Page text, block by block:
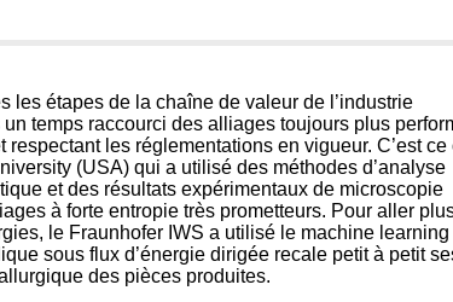
les étapes de la chaîne de valeur de l’industrie
temps raccourci des alliages toujours plus
les réglementations en vigueur. C’est ce
(USA) qui a utilisé des méthodes d’analyse
et des résultats expérimentaux de microscopie
à forte entropie très prometteurs. Pour aller
le Fraunhofer IWS a utilisé le machine learning
sous flux d’énergie dirigée recale petit à petit
des pièces produites.